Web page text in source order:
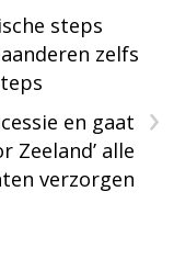
steps
zelfs
›
en gaat
Zeeland’ alle
verzorgen